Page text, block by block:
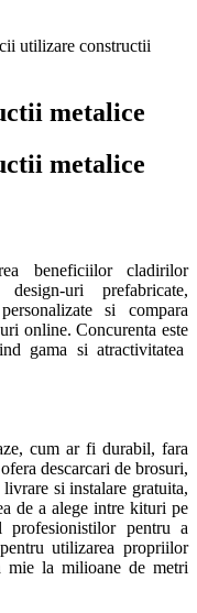
utilizare constructii
metalice
metalice
beneficiilor cladirilor
uri prefabricate,
si compara
online. Concurenta este
gama si atractivitatea
cum ar fi durabil, fara
descarcari de brosuri,
si instalare gratuita,
de a alege intre kituri pe
pentru a
utilizarea propriilor
mie la milioane de metri